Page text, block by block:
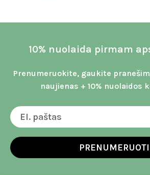
10% nuolaida pirmam
Prenumeruokite, gaukite
naujienas + 10% nuolaidos
PRENUMERUOTI